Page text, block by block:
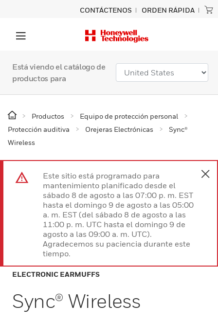
CONTÁCTENOS ORDEN RÁPIDA
Está viendo el catálogo de
productos para
Productos
Equipo de protección personal
Protección auditiva
Orejeras Electrónicas
Sync®
Wireless
Este sitio está programado para
mantenimiento planificado desde el
sábado 8 de agosto a las 07:00 p. m. EST
hasta el domingo 9 de agosto a las 05:00
a. m. EST (del sábado 8 de agosto a las
11:00 p. m. UTC hasta el domingo 9 de
agosto a las 09:00 a. m. UTC).
Agradecemos su paciencia durante este
tiempo.
ELECTRONIC EARMUFFS
Sync® Wireless